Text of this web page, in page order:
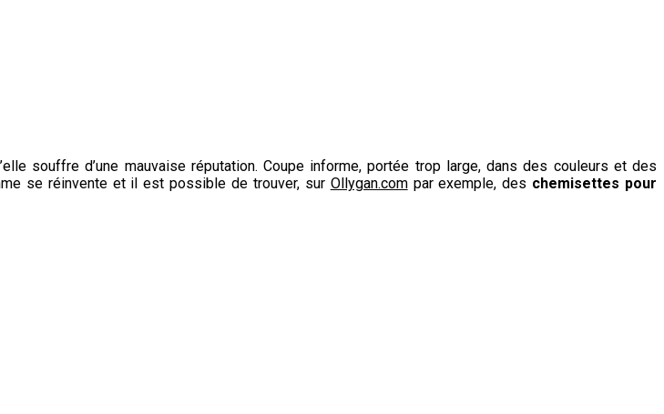
souffre d’une mauvaise réputation. Coupe informe, portée trop large, dans des couleurs et des
se réinvente et il est possible de trouver, sur Ollygan.compar exemple, des chemisettes pour